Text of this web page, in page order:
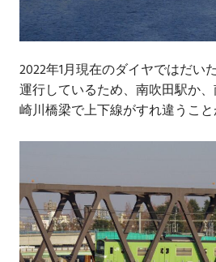
2022年1月現在のダイヤではだい
運行しているため、南吹田駅か
崎川橋梁で上下線がすれ違うこと